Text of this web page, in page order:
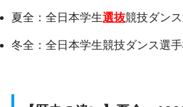
夏全：全日本学生選抜競技ダン
冬全：全日本学生競技ダンス選